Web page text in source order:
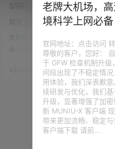
SSRSpeedN！改良版机场
节点批量测速软件！订阅链
接、订阅节点批量测速，支
持Netflix/Disney/HBO/等流
媒体和chatGPT及UDP NAT
的解锁检测！
前言 这款软件来自 PauperZ，是
名字为：SSRSpeedN，改良以
后，它支持 单线程 / 多线程 同时
测速，可以同时测试视频播放 /
多线程下载等场景的节点速度，
支持 Netflix / Disney / HBO 等
流媒体的解锁检测，当然，还有
很多很多的功能，那我们就一起
来看看这款开源的测速软件。 视
频演示 软件介绍 项目地址：点击
访问 GitHub 仓库…
0
V2raySSR综合网 23年12月2日
老牌大机场，
境科学上网必备
官网地址：点击访问
尊敬的客户，您好：
于 GFW 检查机制升
间段出现了不稳定情
用体验，我们深表歉
续研发与优化，我们
升级，显著增强了加
新 MUNIU-X 客户端
带来更加流畅、稳定
客户端下载 请前…